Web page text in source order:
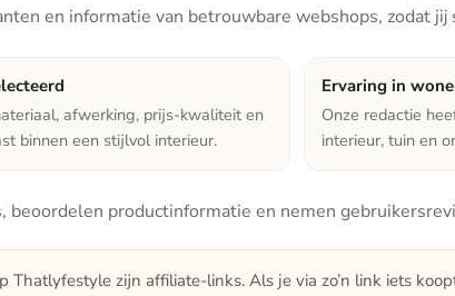
en informatie van betrouwbare webshops, zodat
afwerking, prijs-kwaliteit en
binnen een stijlvol interieur.
Ervaring in
Onze redactie
interieur, tuin en
beoordelen productinformatie en nemen
Thatlyfestyle zijn affiliate-links. Als je via zo’n link iets